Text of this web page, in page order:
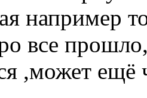
например
все
,может ещё